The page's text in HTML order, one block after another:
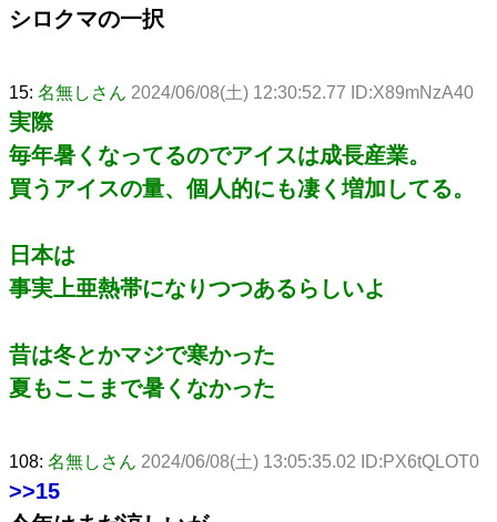
シロクマの一択
15: 名無しさん 2024/06/08(土) 12:30:52.77 ID:X89mNzA40
実際
毎年暑くなってるのでアイスは成長産業。
買うアイスの量、個人的にも凄く増加してる。
日本は
事実上亜熱帯になりつつあるらしいよ
昔は冬とかマジで寒かった
夏もここまで暑くなかった
108: 名無しさん 2024/06/08(土) 13:05:35.02 ID:PX6tQLOT0
>>15